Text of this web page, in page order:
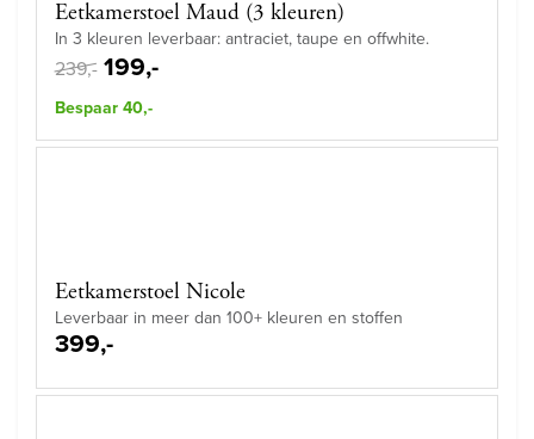
Eetkamerstoel Maud (3 kleuren)
In 3 kleuren leverbaar: antraciet, taupe en offwhite.
239,- 199,-
Bespaar 40,-
Eetkamerstoel Nicole
Leverbaar in meer dan 100+ kleuren en stoffen
399,-